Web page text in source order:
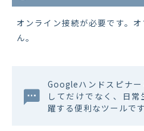
オンライン接続が必要です。
ん。
Googleハンドスピナ
してだけでなく、日
躍する便利なツールです